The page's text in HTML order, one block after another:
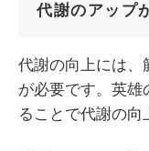
代謝のアップ
代謝の向上には、
が必要です。英雄
ることで代謝の向